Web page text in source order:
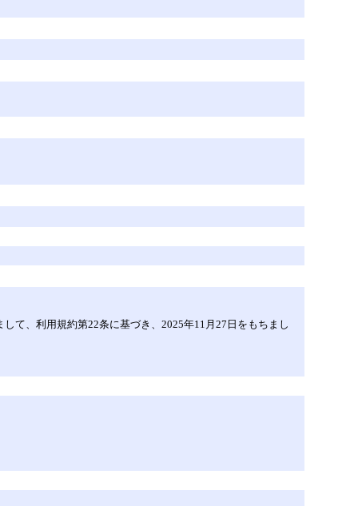
て、利用規約第22条に基づき、2025年11月27日をもちまし